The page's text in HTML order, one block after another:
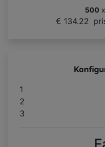
500 x
€ 134.22
1
2
3